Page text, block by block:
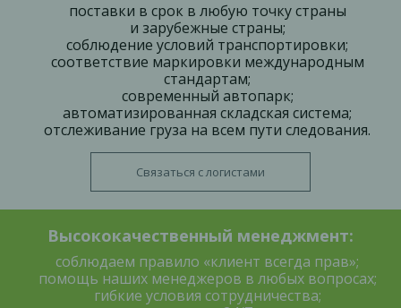
поставки в срок в любую точку страны
и зарубежные страны;
соблюдение условий транспортировки;
соответствие маркировки международным
стандартам;
современный автопарк;
автоматизированная складская система;
отслеживание груза на всем пути следования.
Связаться с логистами
Высококачественный менеджмент:
соблюдаем правило «клиент всегда прав»;
помощь наших менеджеров в любых вопросах;
гибкие условия сотрудничества;